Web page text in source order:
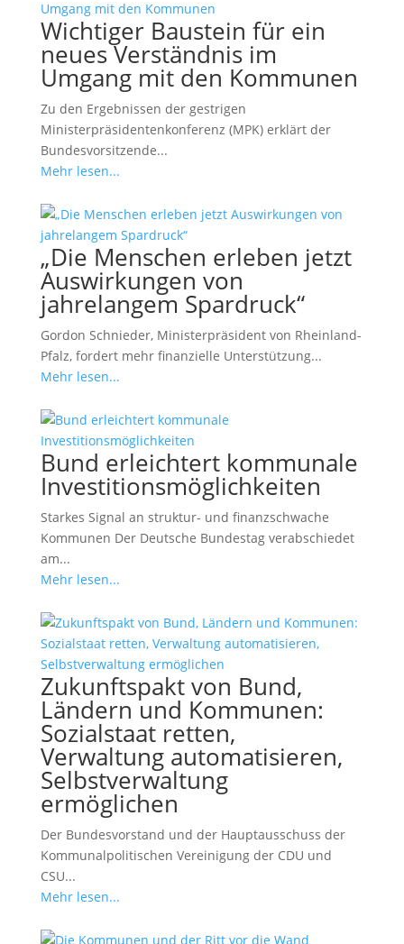
Wichtiger Baustein für ein
neues Verständnis im
Umgang mit den Kommunen
Zu den Ergebnissen der gestrigen
Ministerpräsidentenkonferenz (MPK) erklärt der
Bundesvorsitzende...
Mehr lesen...
„Die Menschen erleben jetzt
Auswirkungen von
jahrelangem Spardruck“
Gordon Schnieder, Ministerpräsident von Rheinland-
Pfalz, fordert mehr finanzielle Unterstützung...
Mehr lesen...
Bund erleichtert kommunale
Investitionsmöglichkeiten
Starkes Signal an struktur- und finanzschwache
Kommunen Der Deutsche Bundestag verabschiedet
am...
Mehr lesen...
Zukunftspakt von Bund,
Ländern und Kommunen:
Sozialstaat retten,
Verwaltung automatisieren,
Selbstverwaltung
ermöglichen
Der Bundesvorstand und der Hauptausschuss der
Kommunalpolitischen Vereinigung der CDU und
CSU...
Mehr lesen...